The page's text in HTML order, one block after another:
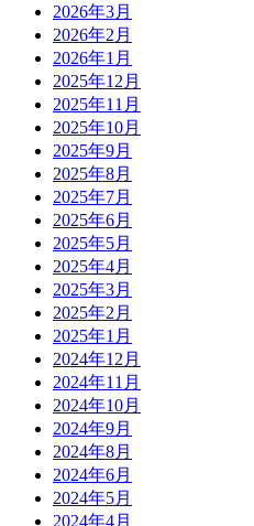
2026年3月
2026年2月
2026年1月
2025年12月
2025年11月
2025年10月
2025年9月
2025年8月
2025年7月
2025年6月
2025年5月
2025年4月
2025年3月
2025年2月
2025年1月
2024年12月
2024年11月
2024年10月
2024年9月
2024年8月
2024年6月
2024年5月
2024年4月